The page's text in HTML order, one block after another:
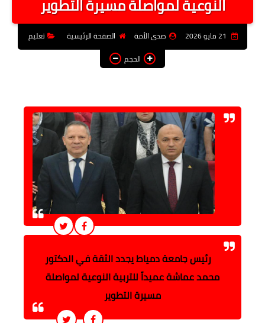
فن وثقافة
تعليم
عربى ودولى
آراء وتحليلات
المزيد
النوعية لمواصلة مسيرة التطوير
صدى الأمة الصفحة الرئيسية
تعليم
الحجم
رئيس جامعة دمياط يجدد الثقة في الدكتور
محمد عماشة عميداً للتربية النوعية لمواصلة
مسيرة التطوير